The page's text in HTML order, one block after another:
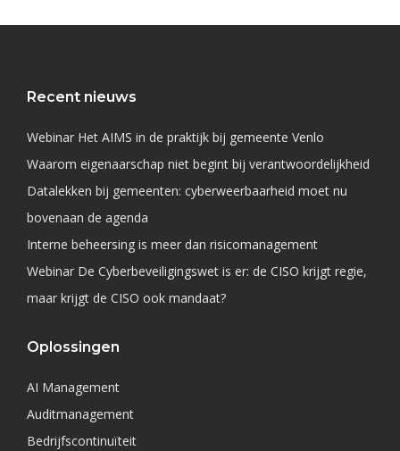
Recent nieuws
Webinar Het AIMS in de praktijk bij gemeente Venlo
Waarom eigenaarschap niet begint bij verantwoordelijkheid
Datalekken bij gemeenten: cyberweerbaarheid moet nu
bovenaan de agenda
Interne beheersing is meer dan risicomanagement
Webinar De Cyberbeveiligingswet is er: de CISO krijgt regie,
maar krijgt de CISO ook mandaat?
Oplossingen
AI Management
Auditmanagement
Bedrijfscontinuïteit